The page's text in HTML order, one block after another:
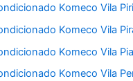
Komeco Vila
Komeco Vila
Komeco Vila
Komeco Vila